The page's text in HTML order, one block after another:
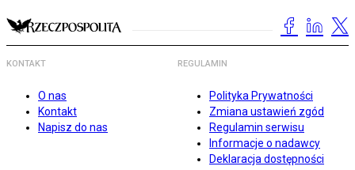
KONTAKT
O nas
Kontakt
Napisz do nas
REGULAMIN
Polityka Prywatności
Zmiana ustawień zgód
Regulamin serwisu
Informacje o nadawcy
Deklaracja dostępności